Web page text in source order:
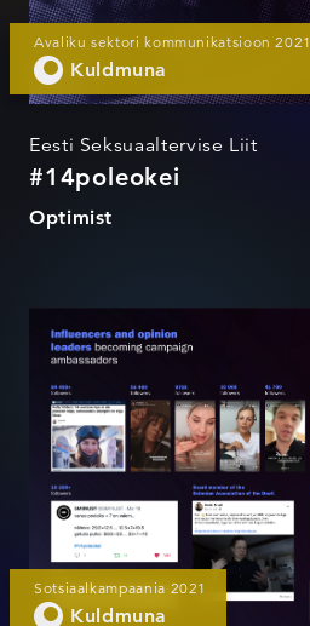
Avaliku sektori kommunikatsioon 2021
Kuldmuna
Eesti Seksuaaltervise Liit
#14poleokei
Optimist
Sotsiaalkampaania 2021
Kuldmuna